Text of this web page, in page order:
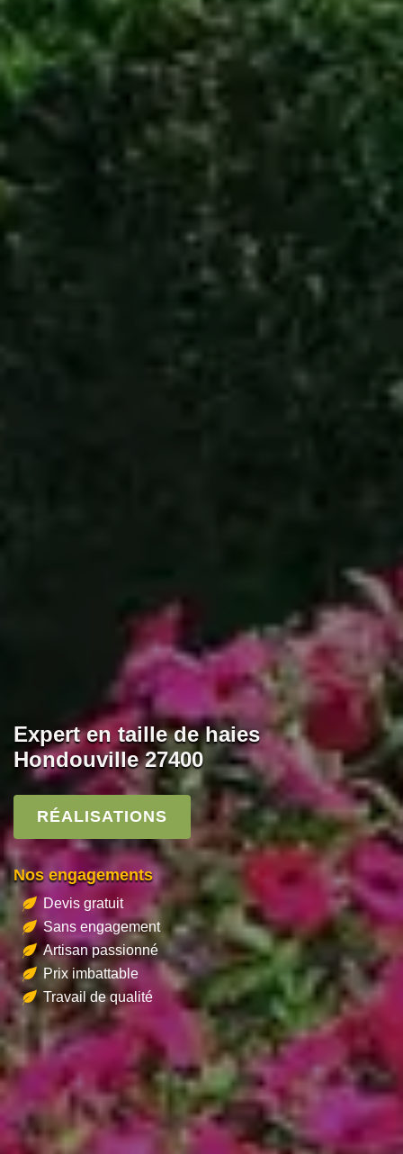
Expert en taille de haies
Hondouville 27400
RÉALISATIONS
Nos engagements
Devis gratuit
Sans engagement
Artisan passionné
Prix imbattable
Travail de qualité